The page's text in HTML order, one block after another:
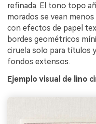
refinada. El tono topo
morados se vean
con efectos de papel
bordes geométricos
ciruela solo para títulos
fondos extensos.
Ejemplo visual de lino